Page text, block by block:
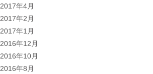
2017年4月
2017年2月
2017年1月
2016年12月
2016年10月
2016年8月